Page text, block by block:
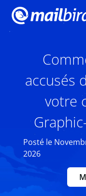
accusés
votre
Posté le
2026